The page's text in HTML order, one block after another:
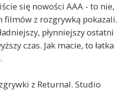
się nowości AAA - to nie,
filmów z rozgrywką pokazali.
płynniejszy ostatni
czas. Jak macie, to łatka
z Returnal. Studio